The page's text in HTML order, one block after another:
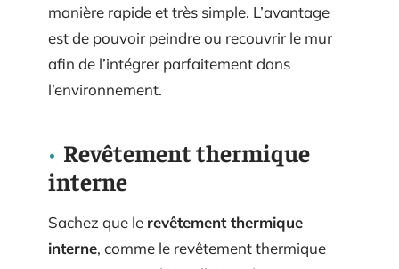
manière rapide et très simple. L’avantage
est de pouvoir peindre ou recouvrir le mur
afin de l’intégrer parfaitement dans
l’environnement.
Revêtement thermique
interne
Sachez que le revêtement thermique
interne, comme le revêtement thermique